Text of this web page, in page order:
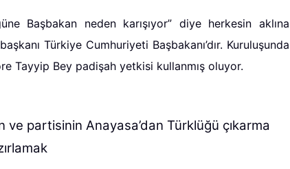
Başbakan neden karışıyor” diye herkesin aklına
Türkiye Cumhuriyeti Başbakanı’dır. Kuruluşunda
Tayyip Bey padişah yetkisi kullanmış oluyor.
ve partisinin Anayasa’dan Türklüğü çıkarma